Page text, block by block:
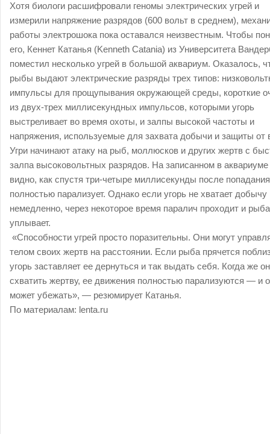
Хотя биологи расшифровали геномы электрических угрей и
измерили напряжение разрядов (600 вольт в среднем),
работы электрошока пока оставался неизвестным. Чтобы
его, Кеннет Катанья (Kenneth Catania) из Университета
поместил несколько угрей в большой аквариум. Оказалось,
рыбы выдают электрические разряды трех типов:
импульсы для прощупывания окружающей среды, короткие
из двух-трех миллисекундных импульсов, которыми угорь
выстреливает во время охоты, и залпы высокой частоты и
напряжения, используемые для захвата добычи и защиты от
Угри начинают атаку на рыб, моллюсков и других жертв с
залпа высоковольтных разрядов. На записанном в
видно, как спустя три-четыре миллисекунды после
полностью парализует. Однако если угорь не хватает добычу
немедленно, через некоторое время паралич проходит и рыба
уплывает.
«Способности угрей просто поразительны. Они могут
телом своих жертв на расстоянии. Если рыба прячется
угорь заставляет ее дернуться и так выдать себя. Когда же
схватить жертву, ее движения полностью парализуются — и
может убежать», — резюмирует Катанья.
По материалам: lenta.ru